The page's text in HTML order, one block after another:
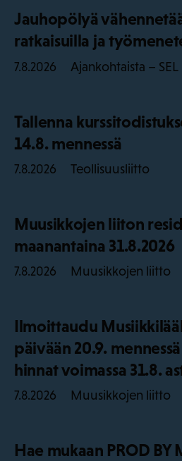
Jauhopölyä
ratkaisuilla ja
7.8.2026 Ajankohtaista – SEL
Tallenna
14.8. mennessä
7.8.2026 Teollisuusliitto
Muusikkojen liiton
maanantaina 31.8.2026
7.8.2026 Muusikkojen liitto
Ilmoittaudu
päivään 20.9.
hinnat voimassa 31.8.
7.8.2026 Muusikkojen liitto
Hae mukaan PROD BY